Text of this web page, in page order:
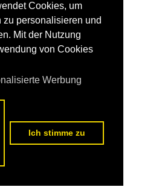
Cookies, um
zu personalisieren und
Mit der Nutzung
von Cookies
Werbung
Ich stimme zu